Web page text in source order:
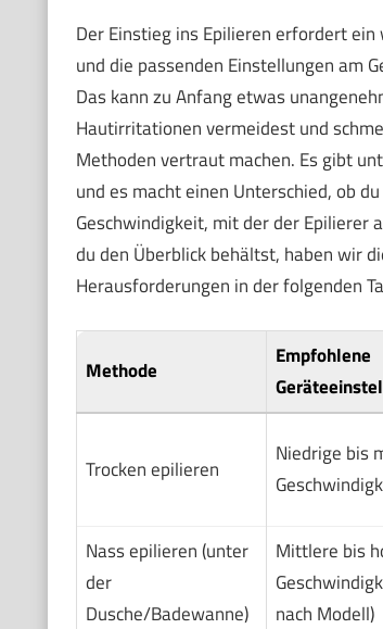
Der Einstieg ins Epilieren erfordert
und die passenden Einstellungen am
Das kann zu Anfang etwas
Hautirritationen vermeidest und
Methoden vertraut machen. Es gibt
und es macht einen Unterschied, ob
Geschwindigkeit, mit der der Epilierer
du den Überblick behältst, haben wir
Herausforderungen in der folgenden
Methode
Empfohlene
Trocken epilieren
Niedrige bis
Nass epilieren (unter
der
Dusche/Badewanne)
Mittlere bis
nach Modell)